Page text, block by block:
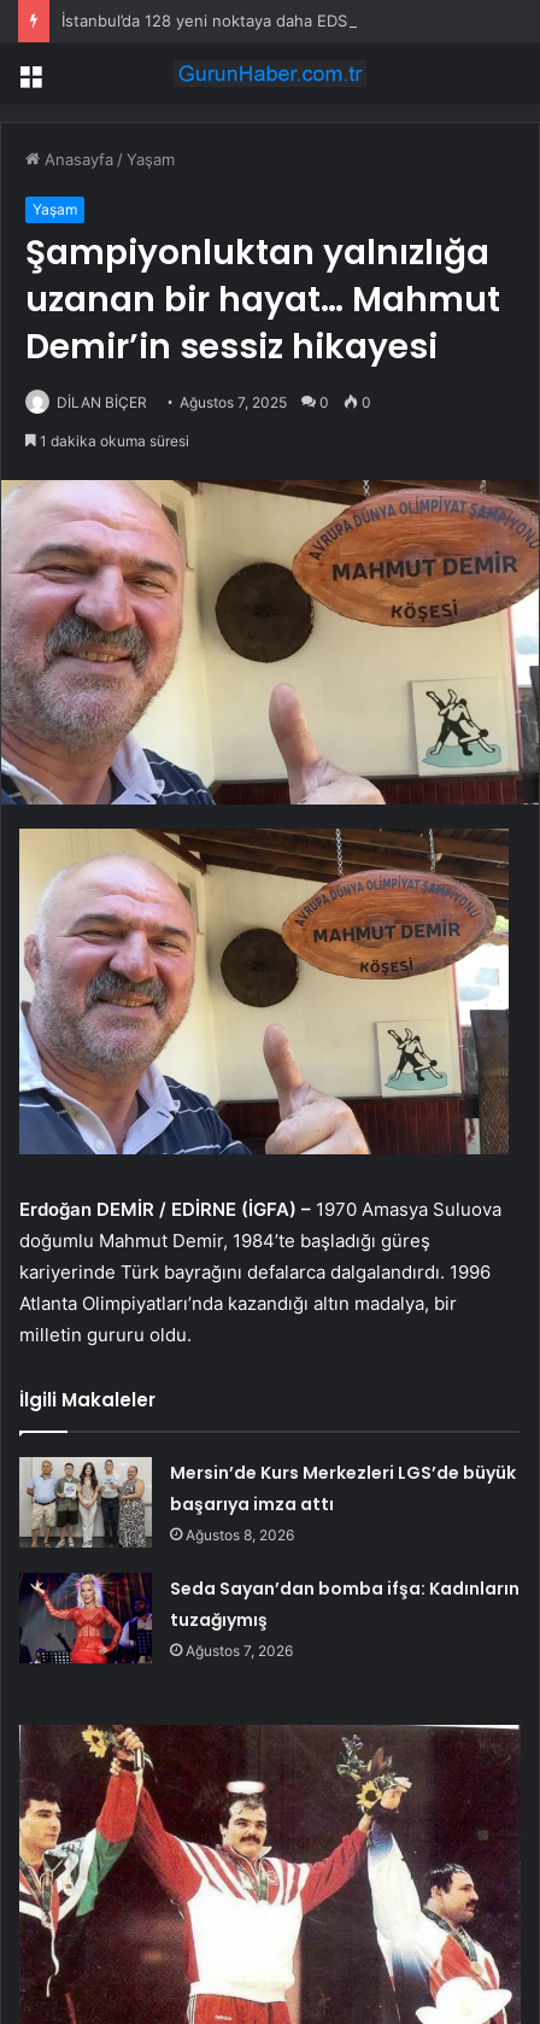
İstanbul’da 128 yeni noktaya daha EDS geliyor
Menü
Anasayfa /Yaşam
Yaşam
Şampiyonluktan yalnızlığa
uzanan bir hayat… Mahmut
Demir’in sessiz hikayesi
DİLAN BİÇER Ağustos 7, 2025 0 0
1 dakika okuma süresi
Erdoğan DEMİR / EDİRNE (İGFA) – 1970 Amasya Suluova
doğumlu Mahmut Demir, 1984’te başladığı güreş
kariyerinde Türk bayrağını defalarca dalgalandırdı. 1996
Atlanta Olimpiyatları’nda kazandığı altın madalya, bir
milletin gururu oldu.
İlgili Makaleler
Mersin’de Kurs Merkezleri LGS’de büyük
başarıya imza attı
Ağustos 8, 2026
Seda Sayan’dan bomba ifşa: Kadınların
tuzağıymış
Ağustos 7, 2026